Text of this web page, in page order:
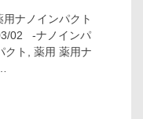
用ナノインパクト
02 -ナノインパ
クト, 薬用 薬用ナ